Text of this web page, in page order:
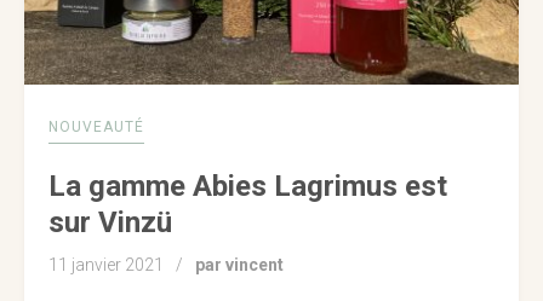
NOUVEAUTÉ
La gamme Abies Lagrimus est
sur Vinzü
11 janvier 2021 par vincent